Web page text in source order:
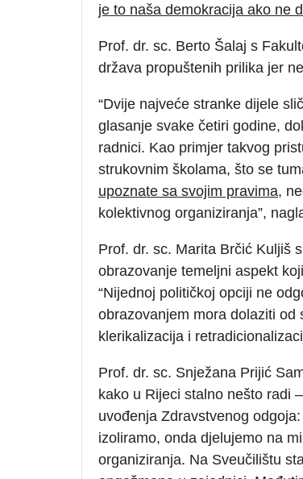
je to naša demokracija ako ne
Prof. dr. sc. Berto Šalaj s
država propuštenih prilika jer
“Dvije najveće stranke dijele
glasanje svake četiri godine,
radnici. Kao primjer takvog
strukovnim školama, što se
upoznate sa svojim pravima,
kolektivnog organiziranja”,
Prof. dr. sc. Marita Brčić Kuljiš
obrazovanje temeljni aspekt
“Nijednoj političkoj opciji ne
obrazovanjem mora dolaziti od
klerikalizacija i
Prof. dr. sc. Snježana Prijić
kako u Rijeci stalno nešto radi
uvođenja Zdravstvenog
izoliramo, onda djelujemo na
organiziranja. Na Sveučilištu